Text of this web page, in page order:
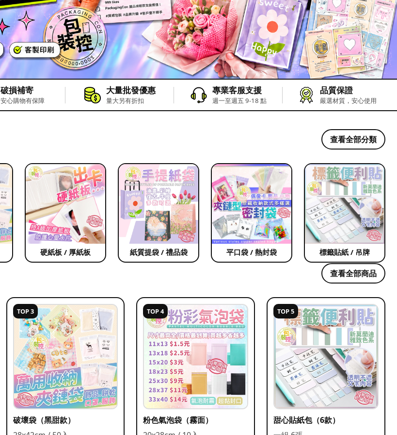
破損補寄
安心購物有保障
大量批發優惠
量大另有折扣
專業客服支援
週一至週五 9-18 點
品質保證
嚴選材質，安心使用
查看全部分類
硬紙板 / 厚紙板 紙質提袋 / 禮品袋 平口袋 / 熱封袋 標籤貼紙 / 吊牌
查看全部商品
TOP 3
破壞袋（黑甜款）
TOP 4
粉色氣泡袋（霧面）
TOP 5
甜心貼紙包（6款）